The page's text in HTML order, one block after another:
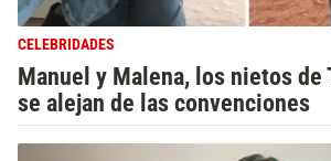
CELEBRIDADES
Manuel y Malena, los nietos de
se alejan de las convenciones